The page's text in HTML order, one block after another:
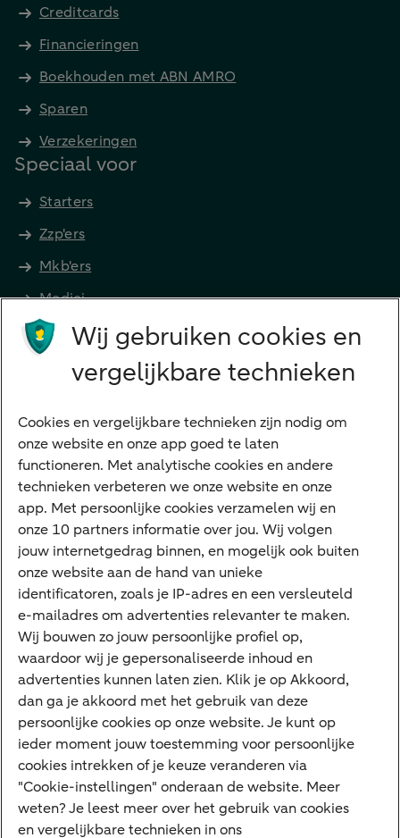
Creditcards
Financieringen
Boekhouden met ABN AMRO
Sparen
Verzekeringen
Speciaal voor
Starters
Zzp'ers
Mkb'ers
Medici
Advocaten en notarissen
Diensten
VraagHugo
Corporate Finance
Tikkie zakelijk
Cyber Veilig & Zeker
Private Banking
Interessant
Sectoren & trends
Ondernemersverhalen
Valutacentrum
Alles over PSD2
Business Community
Wij gebruiken cookies en
vergelijkbare technieken
Cookies en vergelijkbare technieken zijn nodig om
onze website en onze app goed te laten
functioneren. Met analytische cookies en andere
technieken verbeteren we onze website en onze
app. Met persoonlijke cookies verzamelen wij en
onze 10 partners informatie over jou. Wij volgen
jouw internetgedrag binnen, en mogelijk ook buiten
onze website aan de hand van unieke
identificatoren, zoals je IP-adres en een versleuteld
e-mailadres om advertenties relevanter te maken.
Wij bouwen zo jouw persoonlijke profiel op,
waardoor wij je gepersonaliseerde inhoud en
advertenties kunnen laten zien. Klik je op Akkoord,
dan ga je akkoord met het gebruik van deze
persoonlijke cookies op onze website. Je kunt op
ieder moment jouw toestemming voor persoonlijke
cookies intrekken of je keuze veranderen via
"Cookie-instellingen" onderaan de website. Meer
weten? Je leest meer over het gebruik van cookies
en vergelijkbare technieken in ons